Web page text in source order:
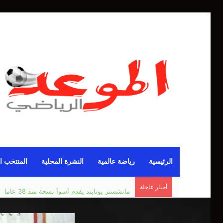
الرئيسية رياضة عالمية النشرة المحلية المنتخب
أخبار عاجلة مانشستر يونايتد يقدم أسوأ نسخة منذ 38 عاما